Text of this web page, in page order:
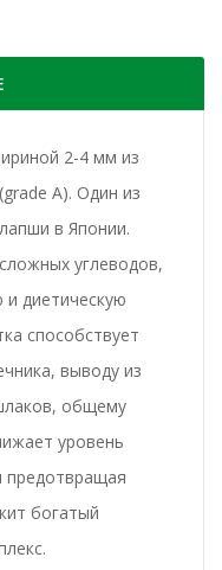
2-4 мм из
A). Один из
в Японии.
углеводов,
и диетическую
способствует
выводу из
общему
уровень
предотвращая
богатый